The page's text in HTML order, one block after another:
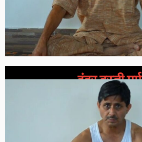
इंद्र बस्ती मर्म